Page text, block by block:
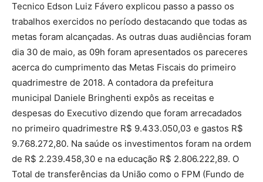
Tecnico Edson Luiz Fávero explicou passo a passo os
trabalhos exercidos no período destacando que todas as
metas foram alcançadas. As outras duas audiências foram
dia 30 de maio, as 09h foram apresentados os pareceres
acerca do cumprimento das Metas Fiscais do primeiro
quadrimestre de 2018. A contadora da prefeitura
municipal Daniele Bringhenti expôs as receitas e
despesas do Executivo dizendo que foram arrecadados
no primeiro quadrimestre R$ 9.433.050,03 e gastos R$
9.768.272,80. Na saúde os investimentos foram na ordem
de R$ 2.239.458,30 e na educação R$ 2.806.222,89. O
Total de transferências da União como o FPM (Fundo de